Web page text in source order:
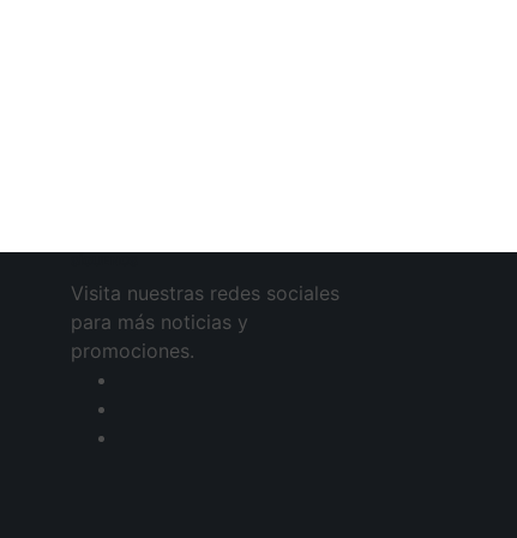
Visita nuestras redes sociales
para más noticias y
promociones.